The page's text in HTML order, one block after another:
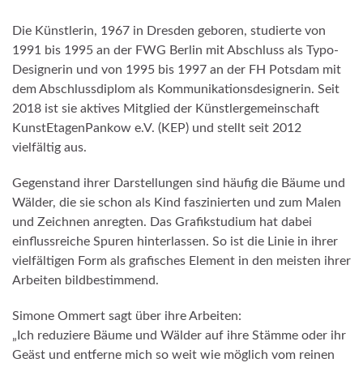
Die Künstlerin, 1967 in Dresden geboren, studierte von
1991 bis 1995 an der FWG Berlin mit Abschluss als Typo-
Designerin und von 1995 bis 1997 an der FH Potsdam mit
dem Abschlussdiplom als Kommunikationsdesignerin. Seit
2018 ist sie aktives Mitglied der Künstlergemeinschaft
KunstEtagenPankow e.V. (KEP) und stellt seit 2012
vielfältig aus.
Gegenstand ihrer Darstellungen sind häufig die Bäume und
Wälder, die sie schon als Kind faszinierten und zum Malen
und Zeichnen anregten. Das Grafikstudium hat dabei
einflussreiche Spuren hinterlassen. So ist die Linie in ihrer
vielfältigen Form als grafisches Element in den meisten ihrer
Arbeiten bildbestimmend.
Simone Ommert sagt über ihre Arbeiten:
„Ich reduziere Bäume und Wälder auf ihre Stämme oder ihr
Geäst und entferne mich so weit wie möglich vom reinen